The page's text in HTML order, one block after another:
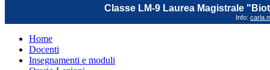
Classe LM-9 Laurea Magistrale
Info:
Home
Docenti
Insegnamenti e moduli